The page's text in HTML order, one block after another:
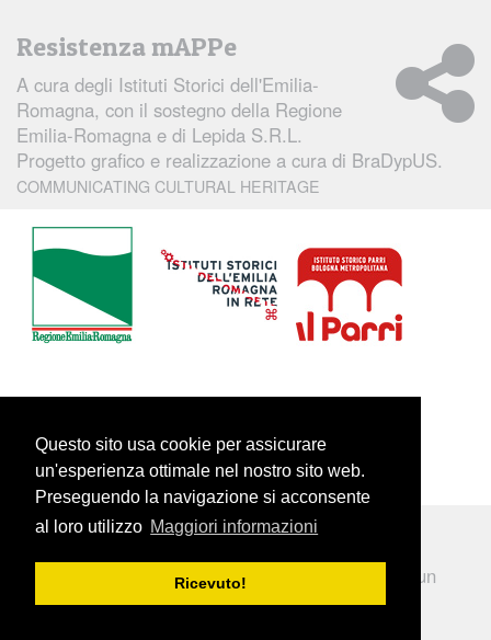
Questo sito usa cookie per assicurare
un'esperienza ottimale nel nostro sito web.
Preseguendo la navigazione si acconsente
al loro utilizzo Maggiori informazioni
Ricevuto!
Resistenza mAPPe
A cura degli Istituti Storici dell'Emilia-
Romagna, con il sostegno della Regione
Emilia-Romagna e di Lepida S.R.L.
Progetto grafico e realizzazione a cura di BraDypUS.
COMMUNICATING CULTURAL HERITAGE
Per informazioni e segnalazioni:info@900-er.it
Questo portale è stato realizzato con
un
software libero eopen-source.